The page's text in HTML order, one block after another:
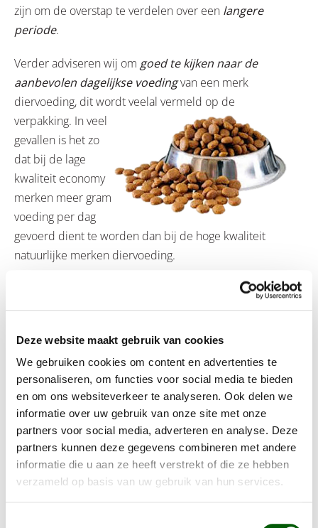
Deze website maakt gebruik van cookies
We gebruiken cookies om content en advertenties te
personaliseren, om functies voor social media te bieden
en om ons websiteverkeer te analyseren. Ook delen we
informatie over uw gebruik van onze site met onze
partners voor social media, adverteren en analyse. Deze
partners kunnen deze gegevens combineren met andere
informatie die u aan ze heeft verstrekt of die ze hebben
verzameld op basis van uw gebruik van hun services.
zijn om de overstap te verdelen over een langere
periode.
Verder adviseren wij om goed te kijken naar de
aanbevolen dagelijkse voedingvan een merk
diervoeding, dit wordt veelal vermeld op de
verpakking. In veel
gevallen is het zo
dat bij de lage
kwaliteit economy
merken meer gram
voeding per dag
gevoerd dient te worden dan bij de hoge kwaliteit
natuurlijke merken diervoeding.
Het overstappen van een andere voeding binnen
hetzelfde merk kan vrijwel direct worden gedaan
veelal gebruikt wordt gemaakt van dezelfde kwaliteit
van ingrediënten en dit minder tot geen invloed
heeft op je huisdier.
Belangrijk is dat
diervoeding voldoet aan de
volgende punten:
Geproduceerd van natuurlijke ingrediënten